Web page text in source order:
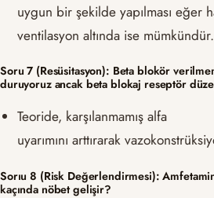
uygun bir şekilde yapılması eğer
ventilasyon altında ise mümkündür.
Soru 7 (Resüsitasyon): Beta blokör
duruyoruz ancak beta blokaj reseptör
Teoride, karşılanmamış alfa
uyarımını arttırarak
Sorıu 8 (Risk Değerlendirmesi):
kaçında nöbet gelişir?